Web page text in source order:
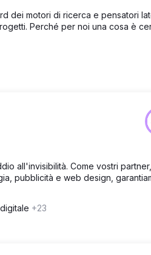
dei motori di ricerca e pensatori
Perché per noi una cosa è
all'invisibilità. Come vostri partner,
pubblicità e web design,
+23